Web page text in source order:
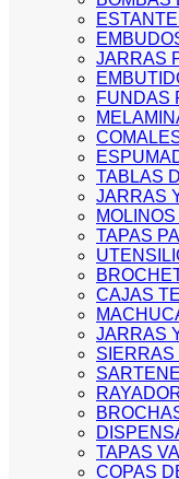
JARRAS
FUNDAS
TABLAS
JARRAS
TAPAS
CAJAS
JARRAS
SIERRAS
TAPAS
COPAS